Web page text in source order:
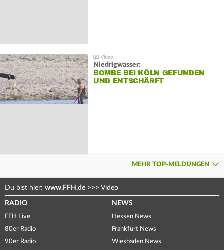
Niedrigwasser:
BOMBE BEI KÖLN GEFUNDEN
UND ENTSCHÄRFT
MEHR TOP-MELDUNGEN
Du bist hier: www.FFH.de >>> Video
RADIO
FFH Live
80er Radio
90er Radio
NEWS
Hessen News
Frankfurt News
Wiesbaden News